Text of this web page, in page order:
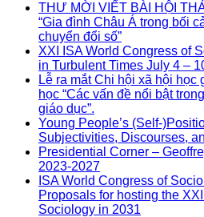
THƯ MỜI VIẾT BÀI HỘI
“Gia đình Châu Á trong bối
chuyển đổi số”
XXI ISA World Congress of
in Turbulent Times July 4 –
Lễ ra mắt Chi hội xã hội học
học “Các vấn đề nổi bật
giáo dục”.
Young People’s (Self-
Subjectivities, Discourses,
Presidential Corner –
2023-2027
ISA World Congress of
Proposals for hosting the
Sociology in 2031